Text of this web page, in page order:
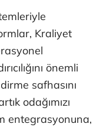
Kraliyet
önemli
safhasını
odağımızı
entegrasyonuna,